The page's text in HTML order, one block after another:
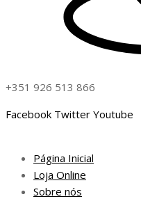
+351 926 513 866
Facebook Twitter Youtube
Página Inicial
Loja Online
Sobre nós